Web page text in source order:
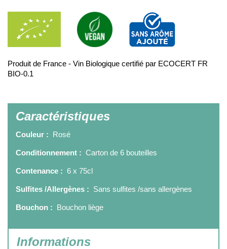
Produit de France - Vin Biologique certifié par ECOCERT FR
BIO-0.1
Caractéristiques
Couleur : Rosé
Conditionnement : Carton de 6 bouteilles
Contenance : 6 x 75cl
Sulfites /Allergènes : Sans sulfites /sans allergènes
Bouchon : Bouchon liège
Informations